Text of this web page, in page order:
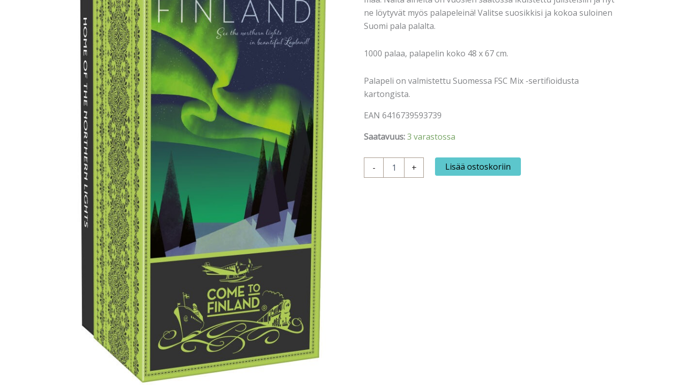
ne löytyvät myös palapeleinä! Valitse suosikkisi ja kokoa suloinen
Suomi pala palalta.
1000 palaa, palapelin koko 48 x 67 cm.
Palapeli on valmistettu Suomessa FSC Mix -sertifioidusta
kartongista.
EAN 6416739593739
Saatavuus:3 varastossa
-
CTF
+ Lisää ostoskoriin